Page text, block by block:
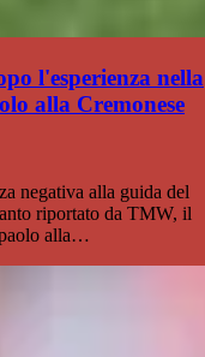
l'esperienza nella
alla Cremonese
negativa alla guida del
riportato da TMW, il
alla…